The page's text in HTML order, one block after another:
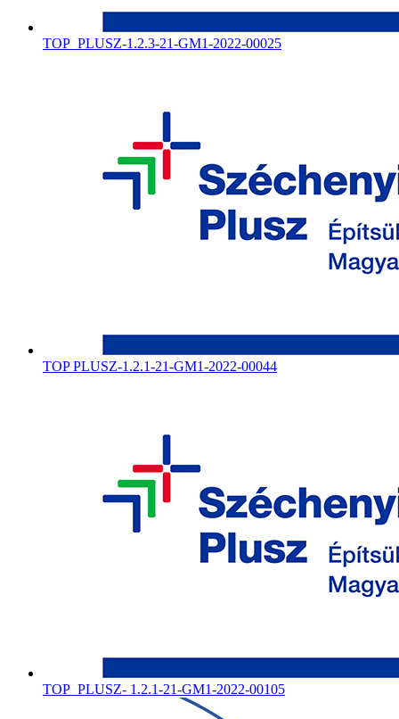
TOP_PLUSZ-1.2.3-21-GM1-2022-00025
TOP PLUSZ-1.2.1-21-GM1-2022-00044
TOP_PLUSZ- 1.2.1-21-GM1-2022-00105